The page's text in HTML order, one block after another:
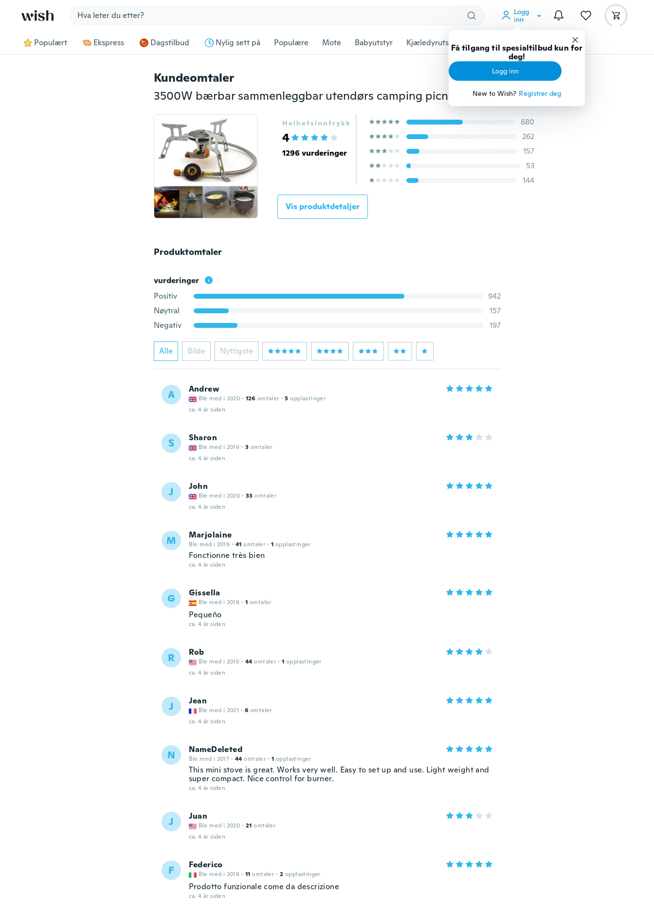
Logg
inn
Få tilgang til spesialtilbud kun for
deg!
Logg inn
New to Wish? Registrer deg
Populært Ekspress Dagstilbud Nylig sett på Populære Mote Babyutstyr Kjæledyrutstyr Gadgets Verktøy
Kundeomtaler
3500W bærbar sammenleggbar utendørs camping picnic gassbrenner stål komfyr
Helhetsinntrykk
4
1296 vurderinger
680
262
157
53
144
Vis produktdetaljer
Produktomtaler
vurderinger
Positiv
942
Nøytral
157
Negativ
197
Alle Bilde Nyttigste
A Andrew
Ble med i 2020 · 126 omtaler · 5 opplastinger
ca. 4 år siden
S Sharon
Ble med i 2016 · 3 omtaler
ca. 4 år siden
J John
Ble med i 2020 · 33 omtaler
ca. 4 år siden
M Marjolaine
Ble med i 2019 · 41 omtaler · 1 opplastinger
Fonctionne très bien
ca. 4 år siden
G Gissella
Ble med i 2018 · 1 omtaler
Pequeño
ca. 4 år siden
R Rob
Ble med i 2015 · 44 omtaler · 1 opplastinger
ca. 4 år siden
J Jean
Ble med i 2021 · 6 omtaler
ca. 4 år siden
N NameDeleted
Ble med i 2017 · 44 omtaler · 1 opplastinger
This mini stove is great. Works very well. Easy to set up and use. Light weight and
super compact. Nice control for burner.
ca. 4 år siden
J Juan
Ble med i 2020 · 21 omtaler
ca. 4 år siden
F Federico
Ble med i 2018 · 11 omtaler · 2 opplastinger
Prodotto funzionale come da descrizione
ca. 4 år siden